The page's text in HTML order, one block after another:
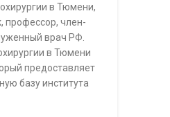
в Тюмени,
профессор, член-
врач РФ.
в Тюмени
предоставляет
базу института